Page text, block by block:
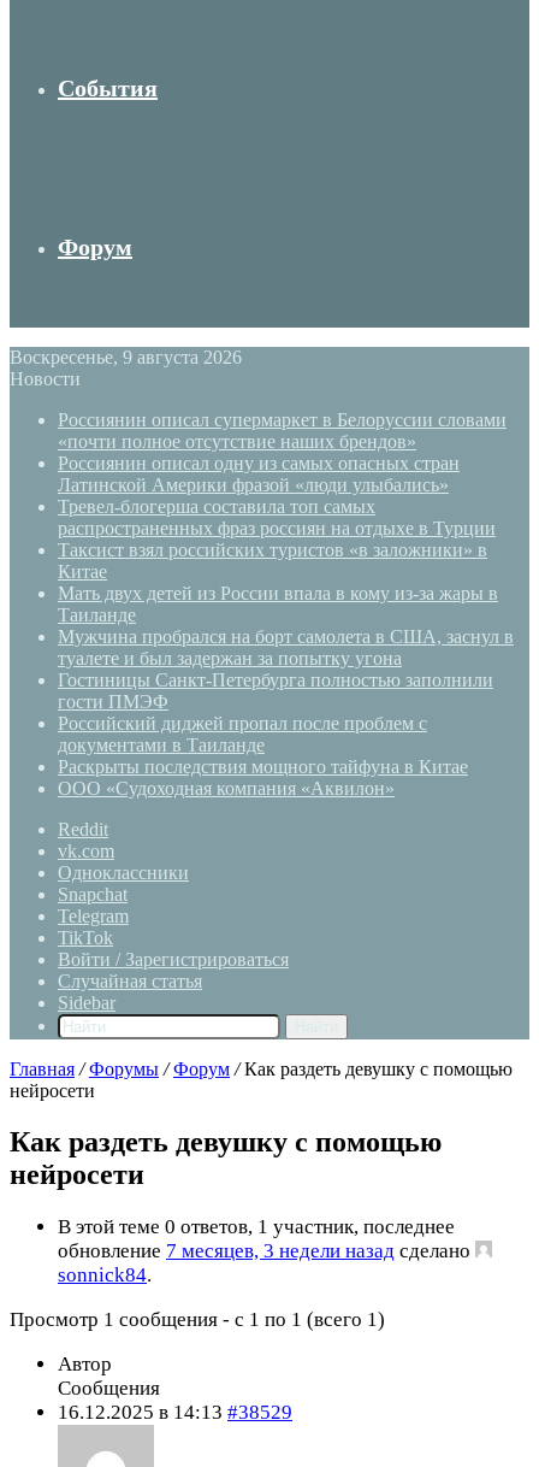
События
Форум
Воскресенье, 9 августа 2026
Новости
Россиянин описал супермаркет в Белоруссии словами
«почти полное отсутствие наших брендов»
Россиянин описал одну из самых опасных стран
Латинской Америки фразой «люди улыбались»
Тревел-блогерша составила топ самых
распространенных фраз россиян на отдыхе в Турции
Таксист взял российских туристов «в заложники» в
Китае
Мать двух детей из России впала в кому из-за жары в
Таиланде
Мужчина пробрался на борт самолета в США, заснул в
туалете и был задержан за попытку угона
Гостиницы Санкт-Петербурга полностью заполнили
гости ПМЭФ
Российский диджей пропал после проблем с
документами в Таиланде
Раскрыты последствия мощного тайфуна в Китае
ООО «Судоходная компания «Аквилон»
Reddit
vk.com
Одноклассники
Snapchat
Telegram
TikTok
Войти / Зарегистрироваться
Случайная статья
Sidebar
Главная / Форумы / Форум / Как раздеть девушку с помощью
нейросети
Как раздеть девушку с помощью
нейросети
В этой теме 0 ответов, 1 участник, последнее
обновление 7 месяцев, 3 недели назад сделано
sonnick84.
Просмотр 1 сообщения - с 1 по 1 (всего 1)
Автор
Сообщения
16.12.2025 в 14:13 #38529